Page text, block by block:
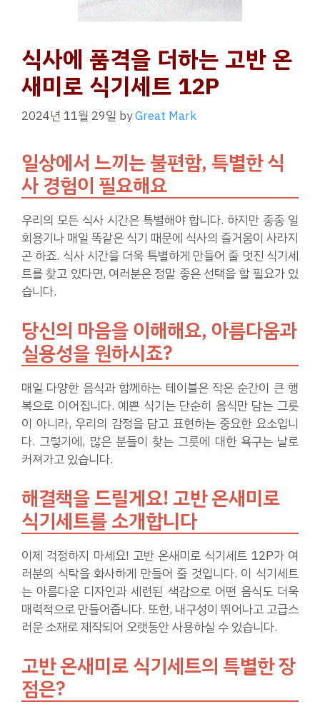
식사에 품격을 더하는 고반 온
새미로 식기세트 12P
2024년 11월 29일 byGreat Mark
일상에서 느끼는 불편함, 특별한 식
사 경험이 필요해요
우리의 모든 식사 시간은 특별해야 합니다. 하지만 종종 일
회용기나 매일 똑같은 식기 때문에 식사의 즐거움이 사라지
곤 하죠. 식사 시간을 더욱 특별하게 만들어 줄 멋진 식기세
트를 찾고 있다면, 여러분은 정말 좋은 선택을 할 필요가 있
습니다.
당신의 마음을 이해해요, 아름다움과
실용성을 원하시죠?
매일 다양한 음식과 함께하는 테이블은 작은 순간이 큰 행
복으로 이어집니다. 예쁜 식기는 단순히 음식만 담는 그릇
이 아니라, 우리의 감정을 담고 표현하는 중요한 요소입니
다. 그렇기에, 많은 분들이 찾는 그릇에 대한 욕구는 날로
커져가고 있습니다.
해결책을 드릴게요! 고반 온새미로
식기세트를 소개합니다
이제 걱정하지 마세요! 고반 온새미로 식기세트 12P가 여
러분의 식탁을 화사하게 만들어 줄 것입니다. 이 식기세트
는 아름다운 디자인과 세련된 색감으로 어떤 음식도 더욱
매력적으로 만들어줍니다. 또한, 내구성이 뛰어나고 고급스
러운 소재로 제작되어 오랫동안 사용하실 수 있습니다.
고반 온새미로 식기세트의 특별한 장
점은?